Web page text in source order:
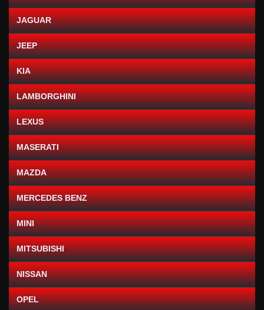
JAGUAR
JEEP
KIA
LAMBORGHINI
LEXUS
MASERATI
MAZDA
MERCEDES BENZ
MINI
MITSUBISHI
NISSAN
OPEL